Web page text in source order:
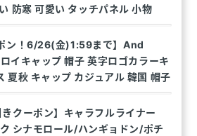
防寒 可愛い タッチパネル 小物
ン！6/26(金)1:59まで】And
イキャップ 帽子 英字ロゴカラーキ
夏秋 キャップ カジュアル 韓国 帽子
クーポン】キャラフルライナー
シナモロール/ハンギョドン/ポチ